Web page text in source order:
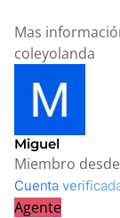
Mas
coleyolanda
Miguel
Miembro
Cuenta
Agente